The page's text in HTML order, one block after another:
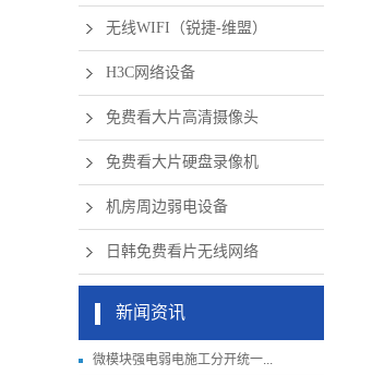
无线WIFI（锐捷-维盟）
H3C网络设备
免费看大片高清摄像头
免费看大片硬盘录像机
机房周边弱电设备
日韩免费看片无线网络
新闻资讯
微模块强电弱电施工分开统一...